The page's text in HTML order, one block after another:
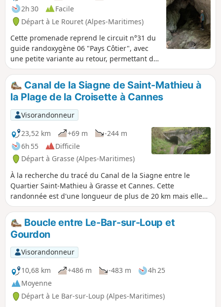
2h 30
Facile
Départ à Le Rouret (Alpes-Maritimes)
Cette promenade reprend le circuit n°31 du
guide randoxygène 06 "Pays Côtier", avec
une petite variante au retour, permettant de
voir l'entrée du gouffre de la Baume Robert.
Depuis l'oppidum du sommet, dont il ne
reste que quelques murets, on bénéficie
d'une très belle vue sur la vallée du Loup, la
barre du Cheiron et les villages de Bar-sur-
Loup et de Gourdon... et de l'autre côté,
jusqu'à la mer.
Canal de la Siagne de Saint-Mathieu à
la Plage de la Croisette à Cannes
Visorandonneur
23,52 km
+69 m
-244 m
6h 55
Difficile
Départ à Grasse (Alpes-Maritimes)
À la recherche du tracé du Canal de la Siagne entre le
Quartier Saint-Mathieu à Grasse et Cannes. Cette
randonnée est d'une longueur de plus de 20 km mais elle
n'est pas difficile. Le retour se fera de la gare de Cannes
pour prendre soit le train ou le bus jusqu’à la gare de
Grasse.Boucle entre Le-Bar-sur-Loup et
Gourdon
Visorandonneur
10,68 km
+486 m -483 m
4h 25
Moyenne
Départ à Le Bar-sur-Loup (Alpes-Maritimes)